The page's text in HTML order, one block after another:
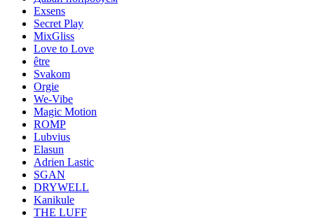
Exsens
Secret Play
MixGliss
Love to Love
être
Svakom
Orgie
We-Vibe
Magic Motion
ROMP
Lubvius
Elasun
Adrien Lastic
SGAN
DRYWELL
Kanikule
THE LUFF